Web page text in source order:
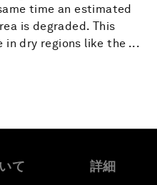
time an estimated
is degraded. This
in dry regions like the ...
て 詳細